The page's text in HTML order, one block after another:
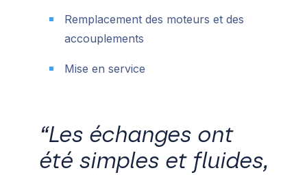
Remplacement des moteurs et des
accouplements
Mise en service
“Les échanges ont
été simples et fluides,